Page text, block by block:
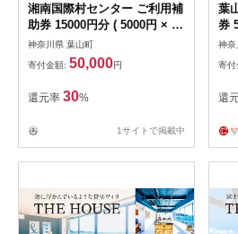
湘南国際村センター ご利用補
助券 15000円分 ( 5000円 × 3
枚 ) ／ご利用補助券
[ASBQ004]
神奈川県 葉山町
寄付金額: 50,000円
還元率 30%
1サイトで掲載中
葉
券
施
留料
旅
ィ
グ
神奈
寄付
還